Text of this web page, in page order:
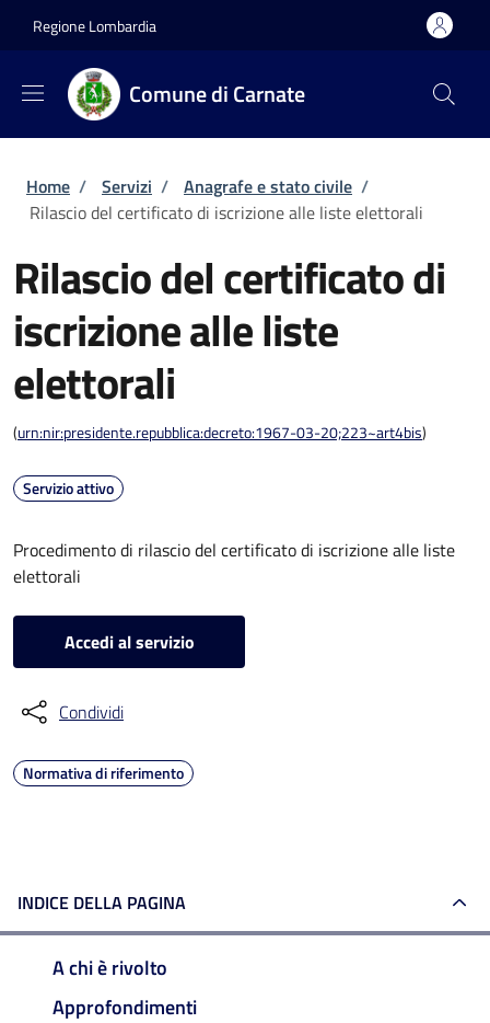
Regione Lombardia
Comune di Carnate
Briciole di pane
Home / Servizi / Anagrafe e stato civile /
Rilascio del certificato di iscrizione alle liste elettorali
Rilascio del certificato di
iscrizione alle liste
elettorali
(urn:nir:presidente.repubblica:decreto:1967-03-20;223~art4bis)
Servizio attivo
Procedimento di rilascio del certificato di iscrizione alle liste
elettorali
Accedi al servizio
Condividi
Normativa di riferimento
INDICE DELLA PAGINA
A chi è rivolto
Approfondimenti